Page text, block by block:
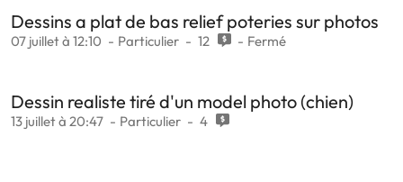
Dessins a plat de bas relief poteries sur photos
07 juillet à 12:10 Particulier 12 Fermé
Dessin realiste tiré d'un model photo (chien)
13 juillet à 20:47 Particulier 4